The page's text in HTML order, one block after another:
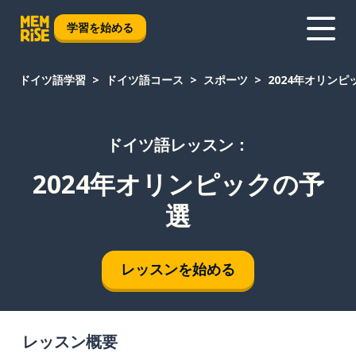
学習を始める
ドイツ語学習 ドイツ語コース スポーツ 2024年オリンピ
ドイツ語レッスン：
2024年オリンピックの予
選
レッスンを始める
レッスン概要